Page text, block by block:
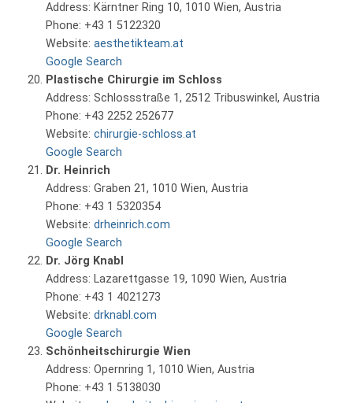
Address: Kärntner Ring 10, 1010 Wien, Austria
Phone: +43 1 5122320
Website: aesthetikteam.at
Google Search
Plastische Chirurgie im Schloss
Address: Schlossstraße 1, 2512 Tribuswinkel, Austria
Phone: +43 2252 252677
Website: chirurgie-schloss.at
Google Search
Dr. Heinrich
Address: Graben 21, 1010 Wien, Austria
Phone: +43 1 5320354
Website: drheinrich.com
Google Search
Dr. Jörg Knabl
Address: Lazarettgasse 19, 1090 Wien, Austria
Phone: +43 1 4021273
Website: drknabl.com
Google Search
Schönheitschirurgie Wien
Address: Opernring 1, 1010 Wien, Austria
Phone: +43 1 5138030